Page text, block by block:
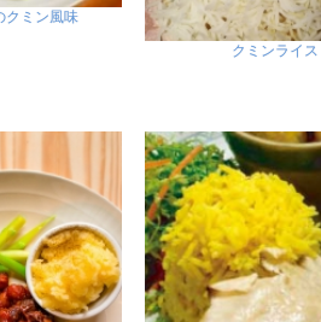
クミン風味
クミンライス